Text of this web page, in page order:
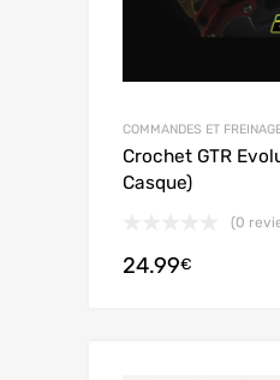
COMMANDES ET
Crochet GTR
Casque)
(0
24.99€